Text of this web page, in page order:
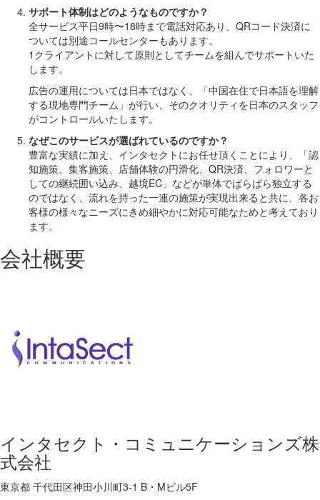
サポート体制はどのようなものですか？
全サービス平日9時〜18時まで電話対応あり、QRコード決済に
ついては別途コールセンターもあります。
1クライアントに対して原則としてチームを組んでサポートいた
します。
広告の運用については日本ではなく、「中国在住で日本語を理解
する現地専門チーム」が行い、そのクオリティを日本のスタッフ
がコントロールいたします。
なぜこのサービスが選ばれているのですか？
豊富な実績に加え、インタセクトにお任せ頂くことにより、「認
知施策、集客施策、店舗体験の円滑化、QR決済、フォロワーと
しての継続囲い込み、越境EC」などが単体でばらばら独立する
のではなく、流れを持った一連の施策が実現出来ると共に、各お
客様の様々なニーズにきめ細やかに対応可能なためと考えており
ます。
会社概要
インタセクト・コミュニケーションズ株
式会社
東京都 千代田区神田小川町3-1 B・Mビル5F